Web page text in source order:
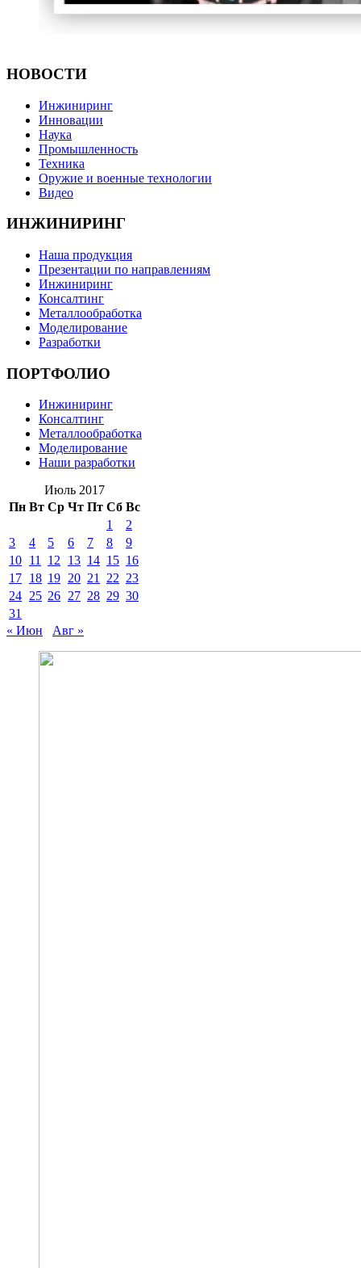
НОВОСТИ
Инжиниринг
Инновации
Наука
Промышленность
Техника
Оружие и военные технологии
Видео
ИНЖИНИРИНГ
Наша продукция
Презентации по направлениям
Инжиниринг
Консалтинг
Металлообработка
Моделирование
Разработки
ПОРТФОЛИО
Инжиниринг
Консалтинг
Металлообработка
Моделирование
Наши разработки
Июль 2017
Пн Вт Ср Чт Пт Сб Вс
1
2
3
4 5 6 7 8
9
10 11 12 13 14 15 16
17 18 19 20 21 22 23
24 25 26 27 28 29 30
31
« Июн
Авг »